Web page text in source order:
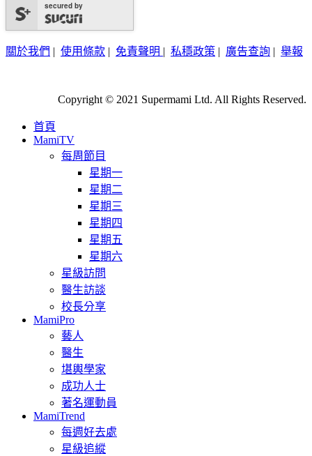
secured by
關於我們 | 使用條款 | 免責聲明 | 私穩政策 | 廣告查詢 | 舉報
Copyright © 2021 Supermami Ltd. All Rights Reserved.
首頁
MamiTV
每周節目
星期一
星期二
星期三
星期四
星期五
星期六
星級訪問
醫生訪談
校長分享
MamiPro
藝人
醫生
堪輿學家
成功人士
著名運動員
MamiTrend
每週好去處
星級追縱